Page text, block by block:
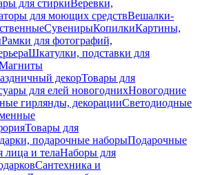
для стиркиВеревки,
для моющих средствВешалки-
СувенирыКопилкиКартины,
Рамки для фотографий,
Шкатулки, подставки для
декорТовары для
для елей новогоднихНовогодние
гирлянды, декорацииСветодиодные
Товары для
подарочные наборыПодарочные
лица и телаНаборы для
Сантехника и